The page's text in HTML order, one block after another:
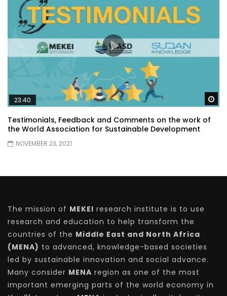
23:40
Testimonials, Feedback and Comments on the work of
the World Association for Sustainable Development
NOVEMBER 23, 2021
The mission of MEKEI research institute is to use
research and education to help transform the
countries of the Middle East and North Africa
(MENA) to advanced, knowledge-based societies
led by sustainable innovation and social advance.
Many consider MENA region as one of the most
important emerging parts of the world economy in